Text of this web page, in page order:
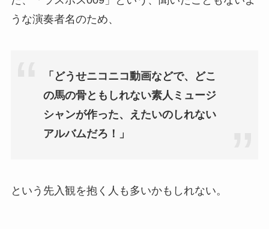
うな演奏者名のため、
「どうせニコニコ動画などで、どこ
の馬の骨ともしれない素人ミュージ
シャンが作った、えたいのしれない
アルバムだろ！」
という先入観を抱く人も多いかもしれない。